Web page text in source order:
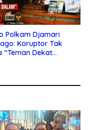
Polkam Djamari
Koruptor Tak
“Teman Dekat